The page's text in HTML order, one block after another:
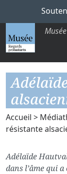
Accueil >
résistante
Adélaïde
dans l’âme qui